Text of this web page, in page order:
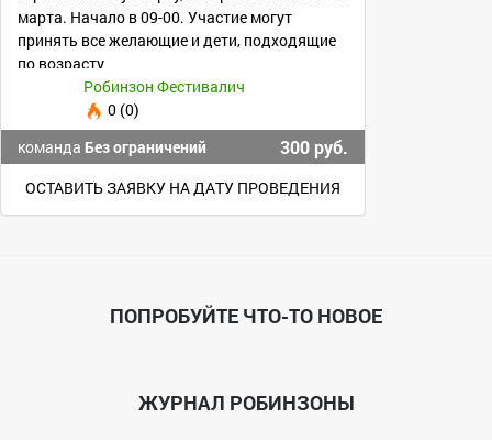
марта. Начало в 09-00. Участие могут
принять все желающие и дети, подходящие
по возрасту
Робинзон Фестивалич
0 (0)
команда Без ограничений 300 руб.
ОСТАВИТЬ ЗАЯВКУ НА ДАТУ ПРОВЕДЕНИЯ
ПОПРОБУЙТЕ ЧТО-ТО НОВОЕ
ЖУРНАЛ РОБИНЗОНЫ